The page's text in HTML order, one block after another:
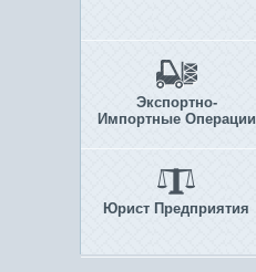
Экспортно-
Импортные Операции
Юрист Предприятия